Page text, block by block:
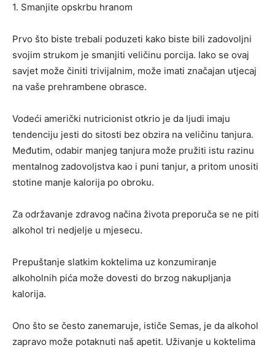
1. Smanjite opskrbu hranom
Prvo što biste trebali poduzeti kako biste bili zadovoljni
svojim strukom je smanjiti veličinu porcija. Iako se ovaj
savjet može činiti trivijalnim, može imati značajan utjecaj
na vaše prehrambene obrasce.
Vodeći američki nutricionist otkrio je da ljudi imaju
tendenciju jesti do sitosti bez obzira na veličinu tanjura.
Međutim, odabir manjeg tanjura može pružiti istu razinu
mentalnog zadovoljstva kao i puni tanjur, a pritom unositi
stotine manje kalorija po obroku.
Za održavanje zdravog načina života preporuča se ne piti
alkohol tri nedjelje u mjesecu.
Prepuštanje slatkim koktelima uz konzumiranje
alkoholnih pića može dovesti do brzog nakupljanja
kalorija.
Ono što se često zanemaruje, ističe Semas, je da alkohol
zapravo može potaknuti naš apetit. Uživanje u koktelima